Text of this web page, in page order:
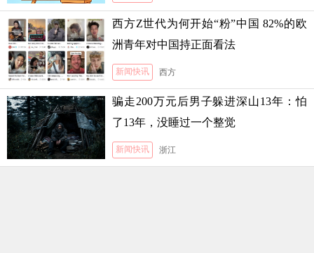
西方Z世代为何开始“粉”中国 82%的欧
洲青年对中国持正面看法
新闻快讯 西方
骗走200万元后男子躲进深山13年：怕
了13年，没睡过一个整觉
新闻快讯 浙江